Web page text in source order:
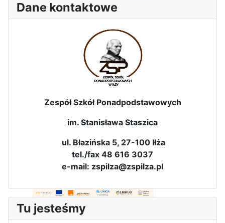
3-dniowa wycieczka klas 2, 3 i
4 technikum w Bieszczady
Wizyta edukacyjna w Areszcie
Śledczym w Radomiu
Bezpieczeństwo i kompetencje
uczniów - nasz priorytet
Dane kontaktowe
Zespół Szkół Ponadpodstawowych
im. Stanisława Staszica
ul. Błazińska 5, 27-100 Iłża
tel./fax 48 616 3037
e-mail: zspilza@zspilza.pl
Tu jesteśmy